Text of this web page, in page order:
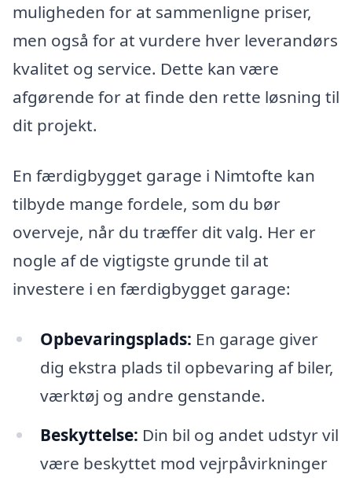
muligheden for at sammenligne priser,
men også for at vurdere hver leverandørs
kvalitet og service. Dette kan være
afgørende for at finde den rette løsning til
dit projekt.
En færdigbygget garage i Nimtofte kan
tilbyde mange fordele, som du bør
overveje, når du træffer dit valg. Her er
nogle af de vigtigste grunde til at
investere i en færdigbygget garage:
Opbevaringsplads: En garage giver
dig ekstra plads til opbevaring af biler,
værktøj og andre genstande.
Beskyttelse: Din bil og andet udstyr vil
være beskyttet mod vejrpåvirkninger